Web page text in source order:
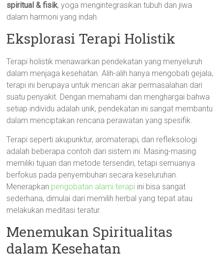
spiritual & fisik, yoga mengintegrasikan tubuh dan jiwa
dalam harmoni yang indah.
Eksplorasi Terapi Holistik
Terapi holistik menawarkan pendekatan yang menyeluruh
dalam menjaga kesehatan. Alih-alih hanya mengobati gejala,
terapi ini berupaya untuk mencari akar permasalahan dari
suatu penyakit. Dengan memahami dan menghargai bahwa
setiap individu adalah unik, pendekatan ini sangat membantu
dalam menciptakan rencana perawatan yang spesifik.
Terapi seperti akupunktur, aromaterapi, dan refleksologi
adalah beberapa contoh dari sistem ini. Masing-masing
memiliki tujuan dan metode tersendiri, tetapi semuanya
berfokus pada penyembuhan secara keseluruhan.
Menerapkan pengobatan alami terapi ini bisa sangat
sederhana, dimulai dari memilih herbal yang tepat atau
melakukan meditasi teratur.
Menemukan Spiritualitas
dalam Kesehatan